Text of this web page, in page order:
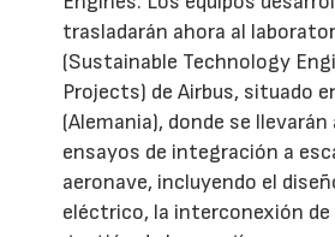
trasladarán ahora al
(Sustainable Technology
Projects) de Airbus, situado
(Alemania), donde se llevarán
ensayos de integración a
aeronave, incluyendo el
eléctrico, la interconexión de